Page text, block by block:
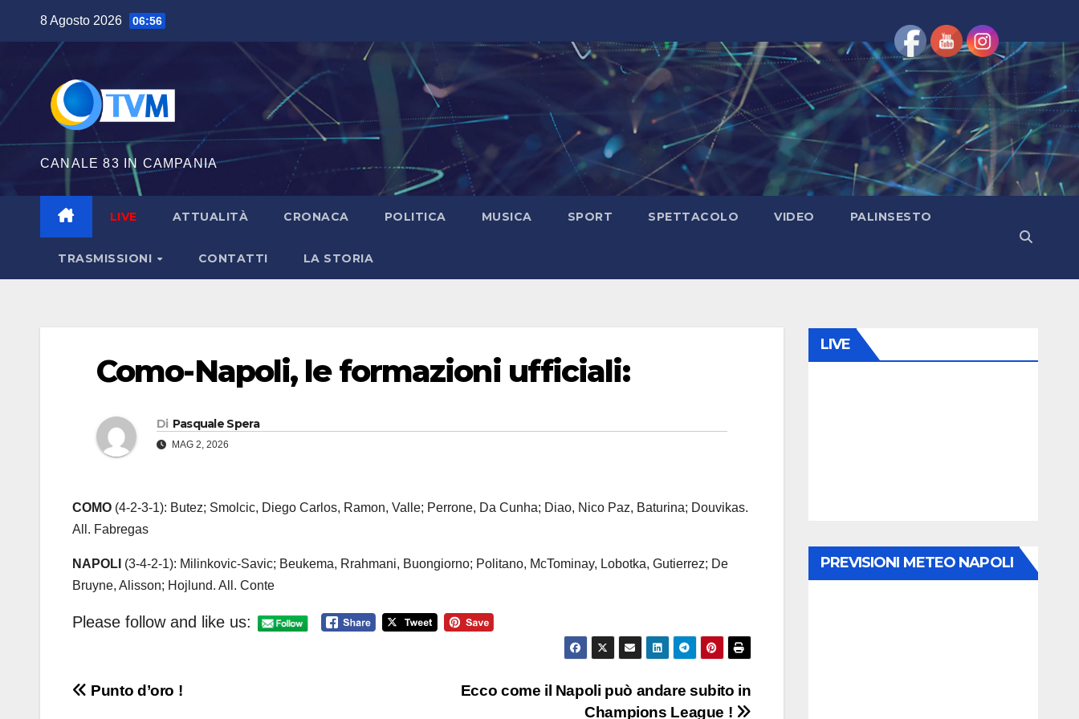
contenuto
8 Agosto 2026 06:56
CANALE 83 IN CAMPANIA
LIVE ATTUALITÀ CRONACA POLITICA MUSICA SPORT SPETTACOLO VIDEO PALINSESTO
TRASMISSIONI CONTATTI LA STORIA
Como-Napoli, le formazioni ufficiali:
Di Pasquale Spera
MAG 2, 2026
COMO (4-2-3-1): Butez; Smolcic, Diego Carlos, Ramon, Valle; Perrone, Da Cunha; Diao, Nico Paz, Baturina; Douvikas.
All. Fabregas
NAPOLI (3-4-2-1): Milinkovic-Savic; Beukema, Rrahmani, Buongiorno; Politano, McTominay, Lobotka, Gutierrez; De
Bruyne, Alisson; Hojlund. All. Conte
Please follow and like us:
Navigazione
Ecco come il Napoli può andare subito in
Champions League !
Punto d’oro !
LIVE
PREVISIONI METEO NAPOLI